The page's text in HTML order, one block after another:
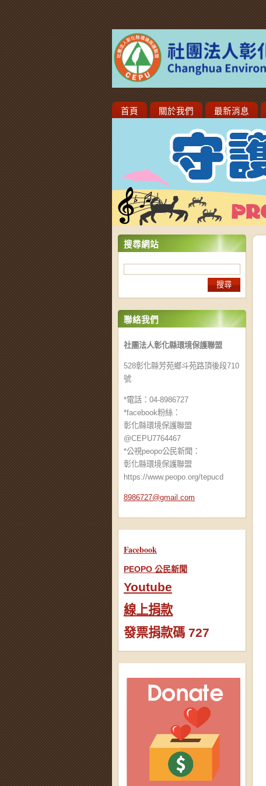
首頁 關於我們 最新消息
搜尋網站
聯絡我們
社團法人彰化縣環境保護聯盟
528彰化縣芳苑鄉斗苑路頂後段710
號
*電話：04-8986727
*facebook粉絲：
彰化縣環境保護聯盟
@CEPU7764467
*公視peopo公民新聞：
彰化縣環境保護聯盟
https://www.peopo.org/tepucd
8986727@gmail.com
Facebook
PEOPO 公民新聞
Youtube
線上捐款
發票捐款碼 727